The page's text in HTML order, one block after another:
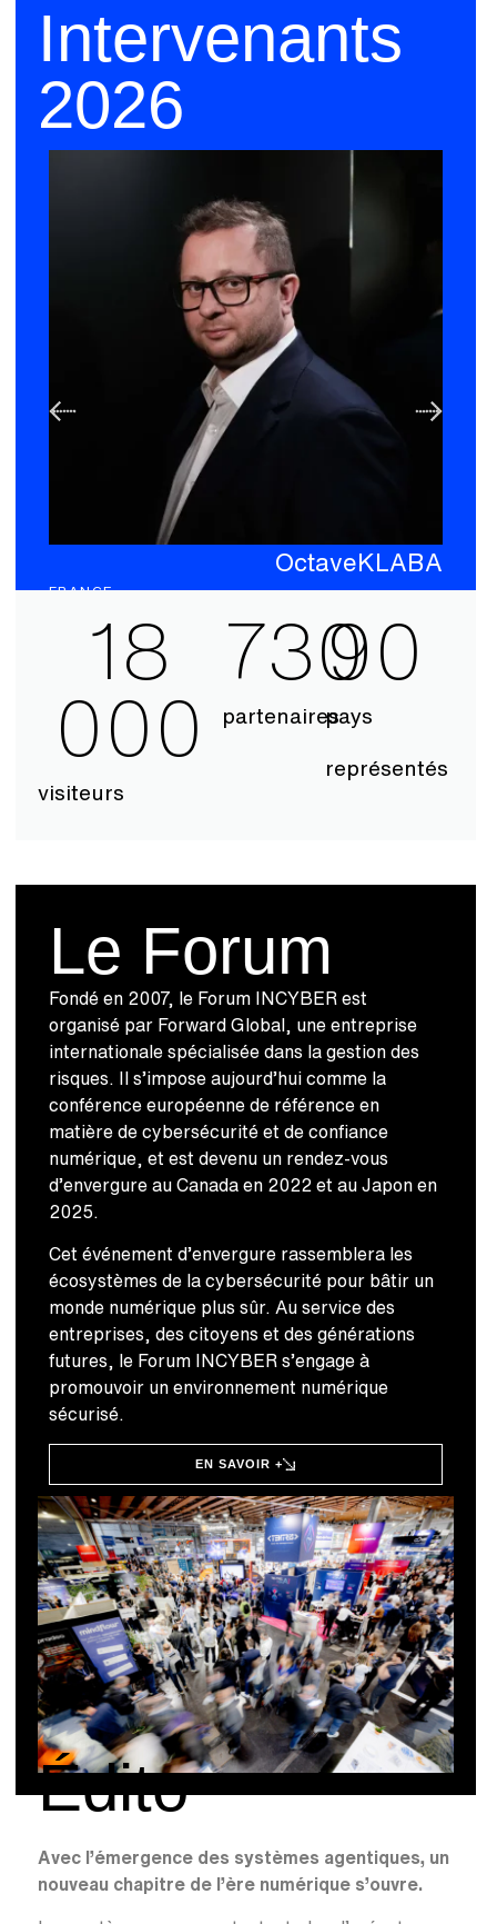
Intervenants
2026
LE HÉNANFF
Anne
France
Artificielle et du Numérique
visiteurs
18
000
partenaires
730
pays
représentés
90
Le Forum
Fondé en 2007, le Forum INCYBER est
organisé par Forward Global, une entreprise
internationale spécialisée dans la gestion des
risques. Il s’impose aujourd’hui comme la
conférence européenne de référence en
matière de cybersécurité et de confiance
numérique, et est devenu un rendez-vous
d’envergure au Canada en 2022 et au Japon en
2025.
Cet événement d’envergure rassemblera les
écosystèmes de la cybersécurité pour bâtir un
monde numérique plus sûr. Au service des
entreprises, des citoyens et des générations
futures, le Forum INCYBER s’engage à
promouvoir un environnement numérique
sécurisé.
EN SAVOIR +
Édito
Avec l’émergence des systèmes agentiques, un
nouveau chapitre de l’ère numérique s’ouvre.